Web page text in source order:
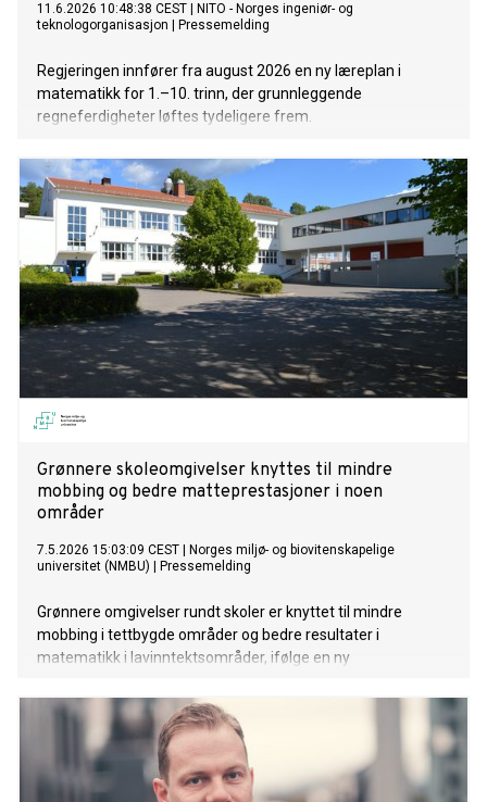
11.6.2026 10:48:38 CEST
NITO - Norges ingeniør- og
teknologorganisasjon
Pressemelding
Regjeringen innfører fra august 2026 en ny læreplan i
matematikk for 1.–10. trinn, der grunnleggende
regneferdigheter løftes tydeligere frem.
Grønnere skoleomgivelser knyttes til mindre
mobbing og bedre matteprestasjoner i noen
områder
7.5.2026 15:03:09 CEST
Norges miljø- og biovitenskapelige
universitet (NMBU)
Pressemelding
Grønnere omgivelser rundt skoler er knyttet til mindre
mobbing i tettbygde områder og bedre resultater i
matematikk i lavinntektsområder, ifølge en ny
grunnskolen.